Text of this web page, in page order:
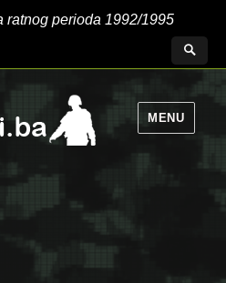
ratnog perioda 1992/1995
MENU